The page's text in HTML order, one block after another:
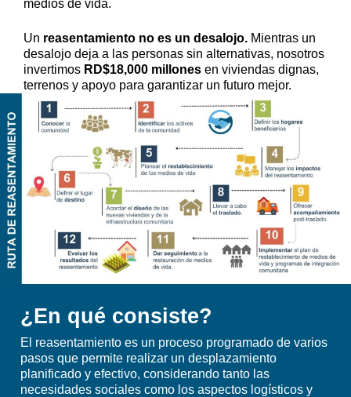
medios de vida.
Un reasentamiento no es un desalojo. Mientras un
desalojo deja a las personas sin alternativas, nosotros
invertimos RD$18,000 millones en viviendas dignas,
terrenos y apoyo para garantizar un futuro mejor.
¿En qué consiste?
El reasentamiento es un proceso programado de varios
pasos que permite realizar un desplazamiento
planificado y efectivo, considerando tanto las
necesidades sociales como los aspectos logísticos y